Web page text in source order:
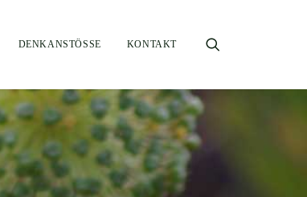
DENKANSTÖSSE KONTAKT